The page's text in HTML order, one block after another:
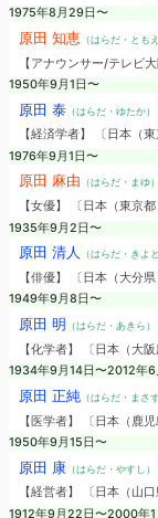
1975年8月29日〜
原田 知恵 （はらだ・ともえ
【アナウンサー/テレビ
1950年9月1日〜
原田 泰（はらだ・ゆたか）
【経済学者】 〔日本（東
1976年9月1日〜
原田 麻由 （はらだ・まゆ）
【女優】 〔日本（東京都
1935年9月2日〜
原田 清人 （はらだ・きよと
【俳優】 〔日本（大分県
1949年9月8日〜
原田 明 （はらだ・あきら）
【化学者】 〔日本（大阪
1934年9月14日〜2012年6
原田 正純（はらだ・まさず
【医学者】 〔日本（鹿児
1950年9月15日〜
原田 康（はらだ・やすし）
【経営者】 〔日本（山
1912年9月22日〜2000年1